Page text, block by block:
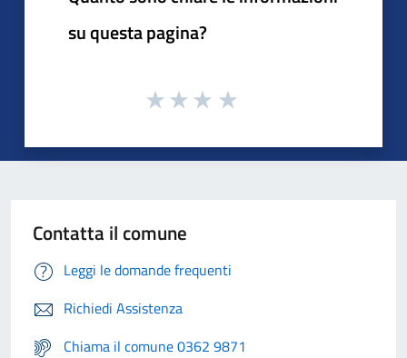
su questa pagina?
Contatta il comune
Leggi le domande frequenti
Richiedi Assistenza
Chiama il comune 0362 9871